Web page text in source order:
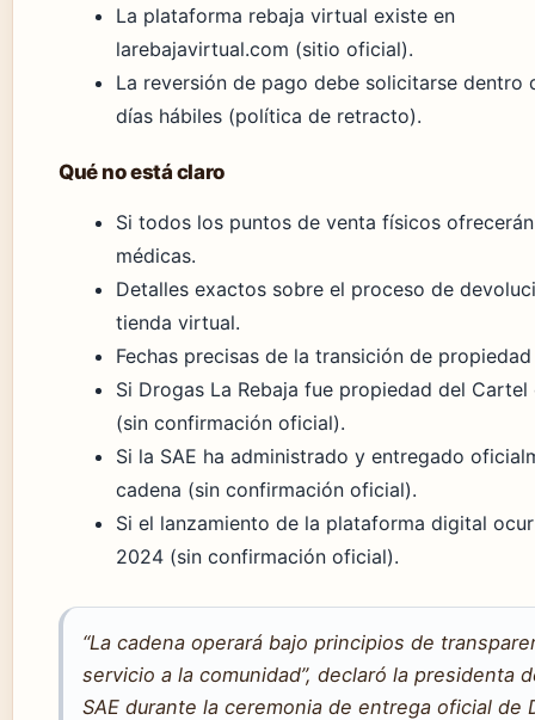
La plataforma rebaja virtual existe en
larebajavirtual.com (sitio oficial).
La reversión de pago debe solicitarse dentro
días hábiles (política de retracto).
Qué no está claro
Si todos los puntos de venta físicos
médicas.
Detalles exactos sobre el proceso de
tienda virtual.
Fechas precisas de la transición de propiedad
Si Drogas La Rebaja fue propiedad del Cartel
(sin confirmación oficial).
Si la SAE ha administrado y entregado
cadena (sin confirmación oficial).
Si el lanzamiento de la plataforma digital
2024 (sin confirmación oficial).
“La cadena operará bajo principios de
servicio a la comunidad”, declaró la presidenta
SAE durante la ceremonia de entrega oficial de